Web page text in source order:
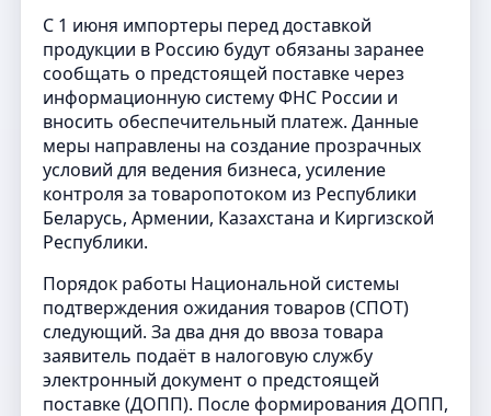
С 1 июня импортеры перед доставкой
продукции в Россию будут обязаны заранее
сообщать о предстоящей поставке через
информационную систему ФНС России и
вносить обеспечительный платеж. Данные
меры направлены на создание прозрачных
условий для ведения бизнеса, усиление
контроля за товаропотоком из Республики
Беларусь, Армении, Казахстана и Киргизской
Республики.
Порядок работы Национальной системы
подтверждения ожидания товаров (СПОТ)
следующий. За два дня до ввоза товара
заявитель подаёт в налоговую службу
электронный документ о предстоящей
поставке (ДОПП). После формирования ДОПП,